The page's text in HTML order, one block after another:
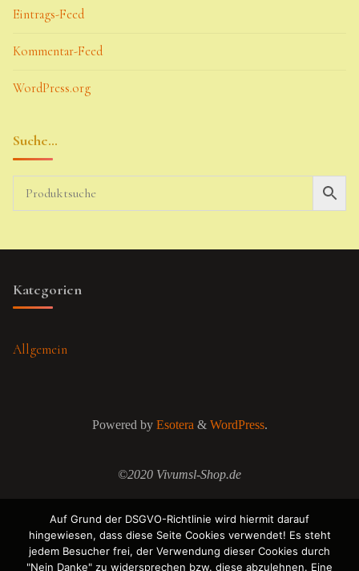
Eintrags-Feed
Kommentar-Feed
WordPress.org
Suche…
Kategorien
Allgemein
Powered byEsotera& WordPress.
©2020 Vivumsl-Shop.de
Auf Grund der DSGVO-Richtlinie wird hiermit darauf
hingewiesen, dass diese Seite Cookies verwendet! Es steht
jedem Besucher frei, der Verwendung dieser Cookies durch
"Nein Danke" zu widersprechen bzw. diese abzulehnen. Eine